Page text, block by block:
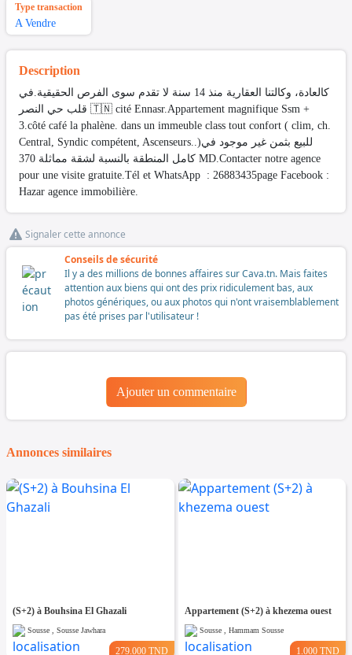
Type transaction
A Vendre
Description
كالعادة، وكالتنا العقارية منذ 14 سنة لا تقدم سوى الفرص الحقيقية.في
قلب حي النصر 🇹🇳 cité Ennasr.Appartement magnifique Ssm +
3.côté café la phalène. dans un immeuble class tout confort ( clim, ch.
Central, Syndic compétent, Ascenseurs..)للبيع بثمن غير موجود في
كامل المنطقة بالنسبة لشقة مماثلة 370 MD.Contacter notre agence
pour une visite gratuite.Tél et WhatsApp : 26883435page Facebook :
Hazar agence immobilière.
Signaler cette annonce
Conseils de sécurité
Il y a des millions de bonnes affaires sur Cava.tn. Mais faites
attention aux biens qui ont des prix ridiculement bas, aux
photos génériques, ou aux photos qui n'ont vraisemblablement
pas été prises par l'utilisateur !
Ajouter un commentaire
Annonces similaires
(S+2) à Bouhsina El Ghazali
Sousse , Sousse Jawhara
279.000 TND
Appartement (S+2) à khezema ouest
Sousse , Hammam Sousse
1.000 TND